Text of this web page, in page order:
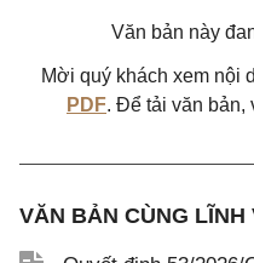
Văn bản này
Mời quý khách xem nội
PDF. Để tải văn bản,
VĂN BẢN CÙNG LĨNH